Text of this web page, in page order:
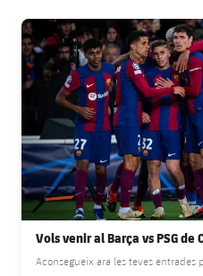
Palau Blaugrana
Estadi Johan Cruyff
Barça Cafe
Ciutat Esportiva
La Masia
plusicon
més
Serveis
Serveis Mèdics
plusicon
més
Acreditacions
SUB10 A
SUB10 B
SUB9 A
SUB9 B
SUB8 A
SUB8 B
Jugadors
Fotos
Història
Palmarès
Infantil A
Infantil B
Mini
Calendari
Entrades
Resultats
Classificació
Jugadors
Fotos
Actualitat
Calendari
Resultats
Classificació
Jugadors
Fotos
Base
plusicon
més
Actualitat
Juvenil
Cadet A
Cadet B
PLUSICON
MÉS
Primer equip
plusicon
més
Actualitat
Calendari
Entrades
Barça Atlètic
plusicon
més
Actualitat
Calendari
Base
Actualitat
Campus Verano
FC Barcelona club badge
Vols venir al Barça vs PSG de
Aconsegueix ara les teves